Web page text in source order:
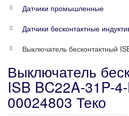
Датчики промышленные
Датчики бесконтактные
Выключатель бесконтактный
Выключатель
ISB BC22A-31P-
00024803 Теко